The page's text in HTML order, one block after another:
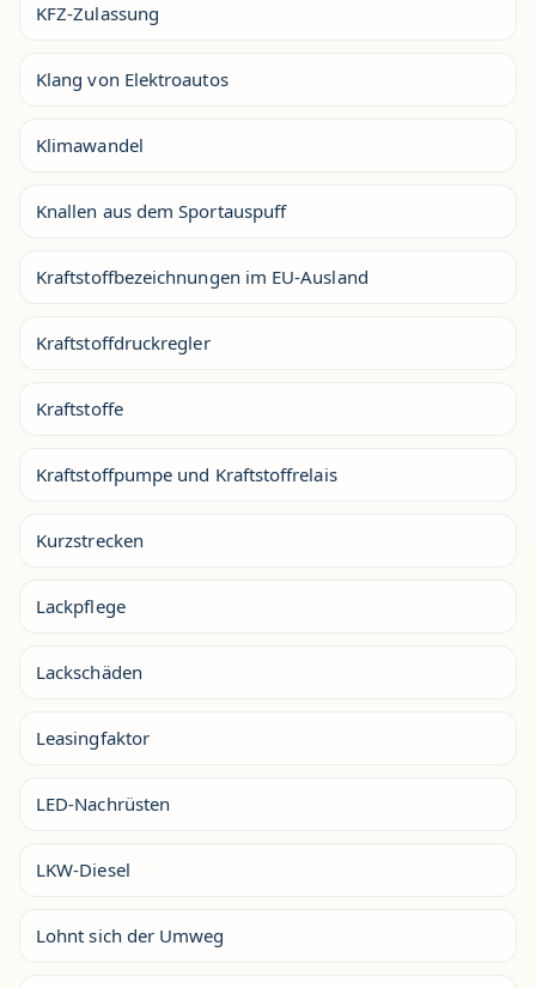
KFZ-Zulassung
Klang von Elektroautos
Klimawandel
Knallen aus dem Sportauspuff
Kraftstoffbezeichnungen im EU-Ausland
Kraftstoffdruckregler
Kraftstoffe
Kraftstoffpumpe und Kraftstoffrelais
Kurzstrecken
Lackpflege
Lackschäden
Leasingfaktor
LED-Nachrüsten
LKW-Diesel
Lohnt sich der Umweg